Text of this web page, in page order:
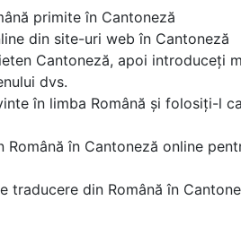
primite în Cantoneză
din site-uri web în Cantoneză
Cantoneză, apoi introduceți
dvs.
în limba Română și folosiți-l
în Cantoneză online
traducere din Română în